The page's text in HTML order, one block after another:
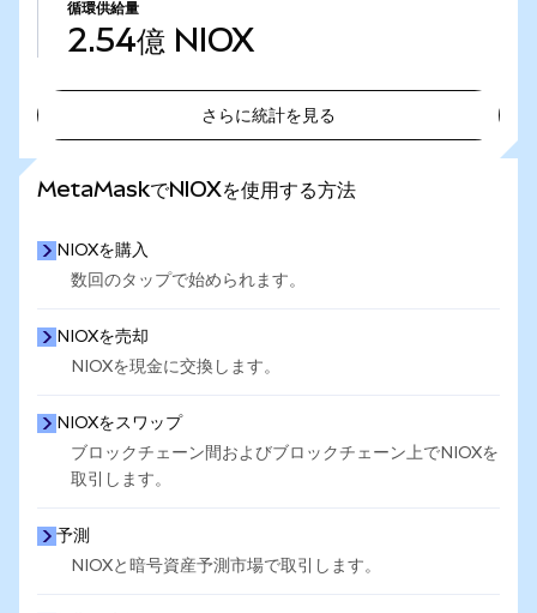
循環供給量
2.54億 NIOX
さらに統計を見る
MetaMaskでNIOXを使用する方法
NIOXを購入
数回のタップで始められます。
NIOXを売却
NIOXを現金に交換します。
NIOXをスワップ
ブロックチェーン間およびブロックチェーン上でNIOXを
取引します。
予測
NIOXと暗号資産予測市場で取引します。